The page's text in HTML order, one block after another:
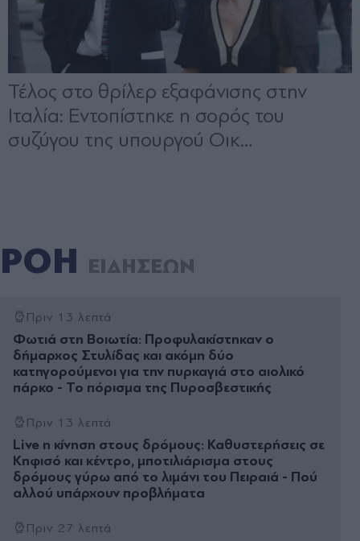
ΡΟΗ ΕΙΔΗΣΕΩΝ
Πριν 13 λεπτά
Φωτιά στη Βοιωτία: Προφυλακίστηκαν ο
δήμαρχος Στυλίδας και ακόμη δύο
κατηγορούμενοι για την πυρκαγιά στο αιολικό
πάρκο - Το πόρισμα της Πυροσβεστικής
Πριν 13 λεπτά
Live η κίνηση στους δρόμους: Καθυστερήσεις σε
Κηφισό και κέντρο, μποτιλιάρισμα στους
δρόμους γύρω από το λιμάνι του Πειραιά - Πού
αλλού υπάρχουν προβλήματα
Πριν 27 λεπτά